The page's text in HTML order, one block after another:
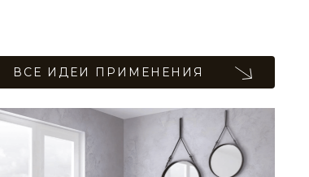
ВСЕ ИДЕИ ПРИМЕНЕНИЯ